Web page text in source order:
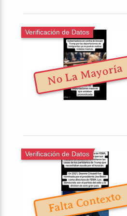
Verificación de Datos
No La Mayoría
Verificación de Datos
Falta Contexto